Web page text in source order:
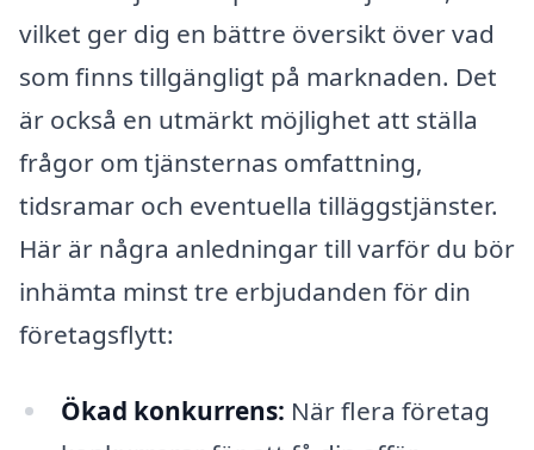
vilket ger dig en bättre översikt över vad
som finns tillgängligt på marknaden. Det
är också en utmärkt möjlighet att ställa
frågor om tjänsternas omfattning,
tidsramar och eventuella tilläggstjänster.
Här är några anledningar till varför du bör
inhämta minst tre erbjudanden för din
företagsflytt:
Ökad konkurrens: När flera företag